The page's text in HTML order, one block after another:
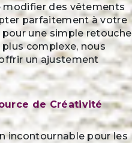
des vêtements
parfaitement à votre
une simple retouche
complexe, nous
un ajustement
de Créativité
incontournable pour les